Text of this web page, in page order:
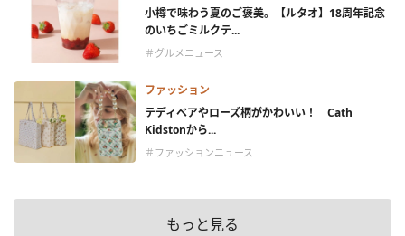
小樽で味わう夏のご褒美。【ルタオ】18周年記念
のいちごミルクテ...
＃グルメニュース
ファッション
テディベアやローズ柄がかわいい！ Cath
Kidstonから...
＃ファッションニュース
もっと見る